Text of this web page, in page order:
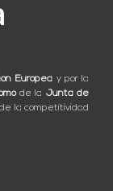
Europea y por la
de la Junta de
la competitividad